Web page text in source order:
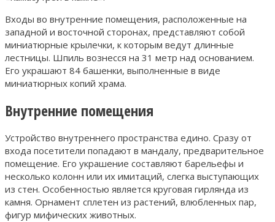
Входы во внутренние помещения, расположенные на
западной и восточной сторонах, представляют собой
миниатюрные крылечки, к которым ведут длинные
лестницы. Шпиль вознесся на 31 метр над основанием.
Его украшают 84 башенки, выполненные в виде
миниатюрных копий храма.
Внутренние помещения
Устройство внутреннего пространства едино. Сразу от
входа посетители попадают в мандалу, предварительное
помещение. Его украшение составляют барельефы и
несколько колонн или их имитаций, слегка выступающих
из стен. Особенностью является круговая гирлянда из
камня. Орнамент сплетен из растений, влюбленных пар,
фигур мифических животных.